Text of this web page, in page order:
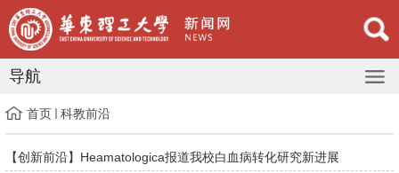
导航
首页 科教前沿
【创新前沿】Heamatologica报道我校白血病转化研究新进展